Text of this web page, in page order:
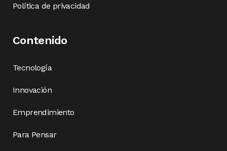
Política de privacidad
Contenido
Tecnología
Innovación
Emprendimiento
Para Pensar